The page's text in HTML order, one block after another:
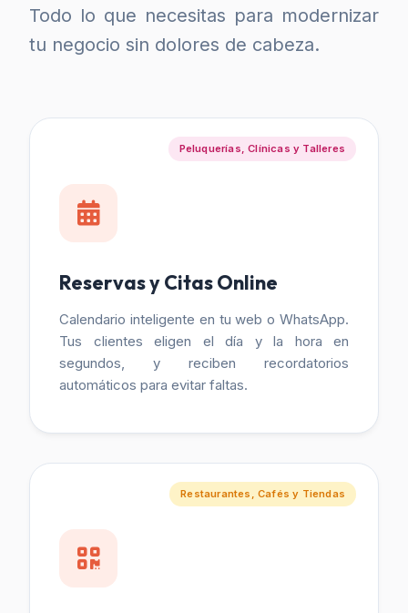
Todo lo que necesitas para modernizar
tu negocio sin dolores de cabeza.
Peluquerías, Clínicas y Talleres
Reservas y Citas Online
Calendario inteligente en tu web o WhatsApp.
Tus clientes eligen el día y la hora en
segundos, y reciben recordatorios
automáticos para evitar faltas.
Restaurantes, Cafés y Tiendas